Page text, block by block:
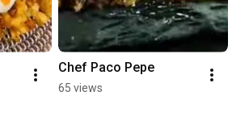
Chef Paco Pepe
65 views